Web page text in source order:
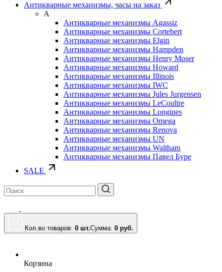
Антикварные механизмы, часы на заказ
А
Антикварные механизмы Agassiz
Антикварные механизмы Cortebert
Антикварные механизмы Elgin
Антикварные механизмы Hampden
Антикварные механизмы Henry Moser
Антикварные механизмы Howard
Антикварные механизмы Illinois
Антикварные механизмы IWC
Антикварные механизмы Jules Jurgensen
Антикварные механизмы LeCoultre
Антикварные механизмы Longines
Антикварные механизмы Omega
Антикварные механизмы Renova
Антикварные механизмы UN
Антикварные механизмы Waltham
Антикварные механизмы Павел Буре
SALE
Кол.во товаров: 0 шт.Сумма: 0 руб.
Корзина